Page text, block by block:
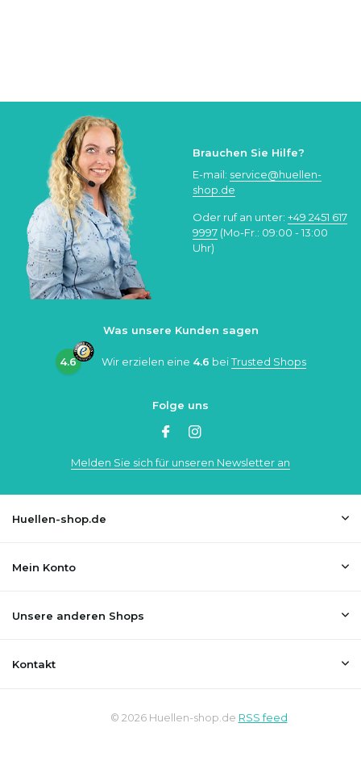
Brauchen Sie Hilfe?
E-mail: service@huellen-
shop.de
Oder ruf an unter: +49 2451 617
9997 (Mo-Fr.: 09:00 - 13:00
Uhr)
Was unsere Kunden sagen
4.6 Wir erzielen eine 4.6 beiTrusted Shops
Folge uns
Melden Sie sich für unseren Newsletter an
Huellen-shop.de
Mein Konto
Unsere anderen Shops
Kontakt
© 2026 Huellen-shop.de RSS feed